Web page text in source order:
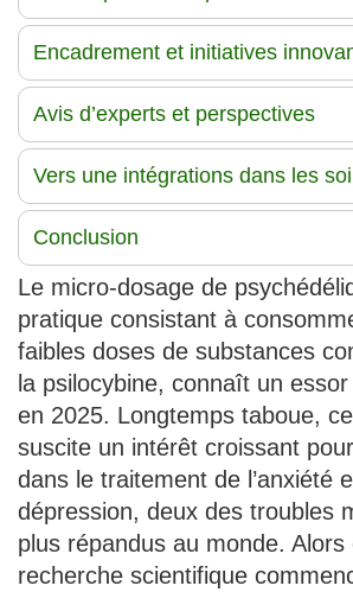
Encadrement et initiatives
Avis d’experts et perspectives
Vers une intégrations dans les
Conclusion
Le micro-dosage de
pratique consistant à
faibles doses de substances
la psilocybine, connaît un
en 2025. Longtemps taboue,
suscite un intérêt croissant
dans le traitement de l’anxiété
dépression, deux des troubles
plus répandus au monde. Alors
recherche scientifique